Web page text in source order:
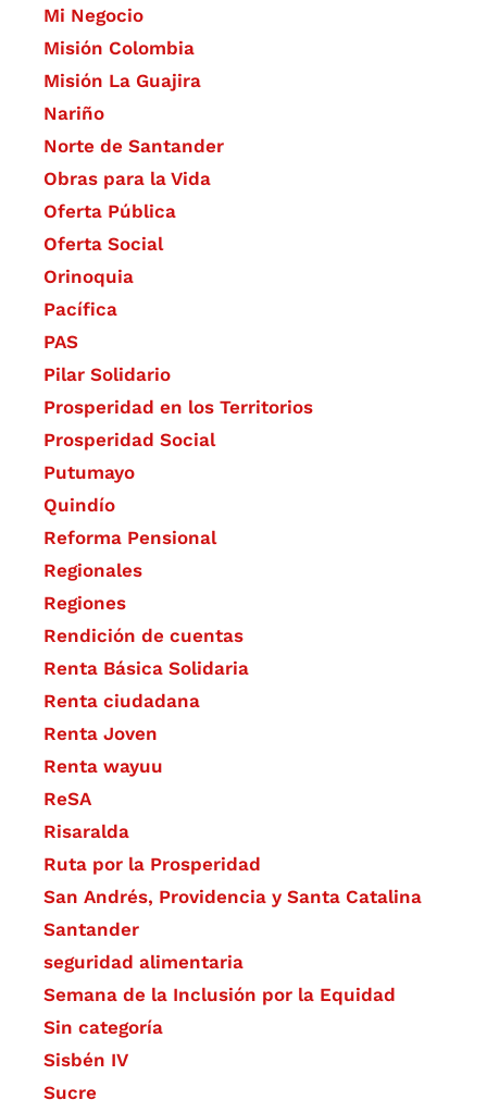
Mi Negocio
Misión Colombia
Misión La Guajira
Nariño
Norte de Santander
Obras para la Vida
Oferta Pública
Oferta Social​​
Orinoquia
Pacífica
PAS
Pilar Solidario
Prosperidad en los Territorios
Prosperidad Social
Putumayo
Quindío
Reforma Pensional
Regionales
Regiones
Rendición de cuentas
Renta Básica Solidaria
Renta ciudadana
Renta Joven
Renta wayuu
ReSA
Risaralda
Ruta por la Prosperidad
San Andrés, Providencia y Santa Catalina
Santander
seguridad alimentaria
Semana de la Inclusión por la Equidad
Sin categoría
Sisbén IV
Sucre